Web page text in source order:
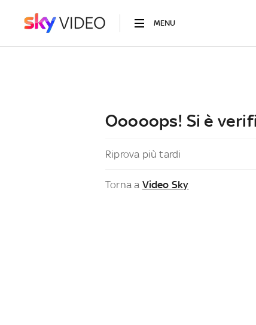
MENU
Ooooops! Si è
Riprova più tardi
Torna a Video Sky